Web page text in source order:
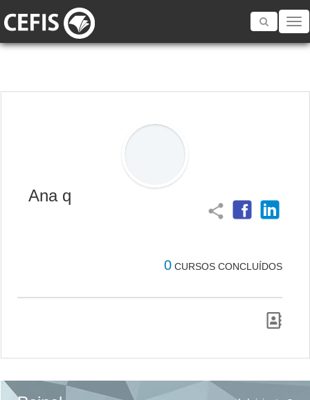
Toggle
Ana q
share
0 CURSOS CONCLUÍDOS